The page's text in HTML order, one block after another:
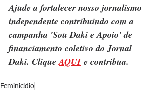
Ajude a fortalecer nosso jornalismo
independente contribuindo com a
campanha 'Sou Daki e Apoio' de
financiamento coletivo do Jornal
Daki. Clique AQUI e contribua.
Feminicídio